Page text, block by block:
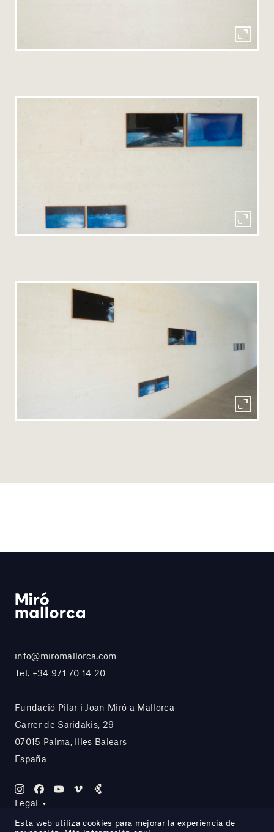
info@miromallorca.com
Tel. +34 971 70 14 20
Fundació Pilar i Joan Miró a Mallorca
Carrer de Saridakis, 29
07015 Palma, Illes Balears
España
Legal
Esta web utiliza cookies para mejorar la experiencia de